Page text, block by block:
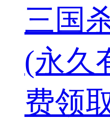
三国
(永久
费领